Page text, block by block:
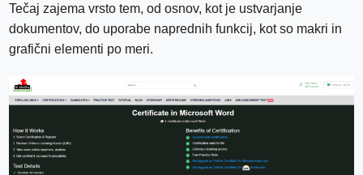
Tečaj zajema vrsto tem, od osnov, kot je ustvarjanje
dokumentov, do uporabe naprednih funkcij, kot so makri in
grafični elementi po meri.